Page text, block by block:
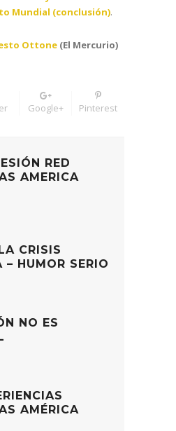
Mundial (conclusión).
Ottone (El Mercurio)
Google+ Pinterest
RED
AMERICA
CRISIS
– HUMOR SERIO
NO ES
AMÉRICA